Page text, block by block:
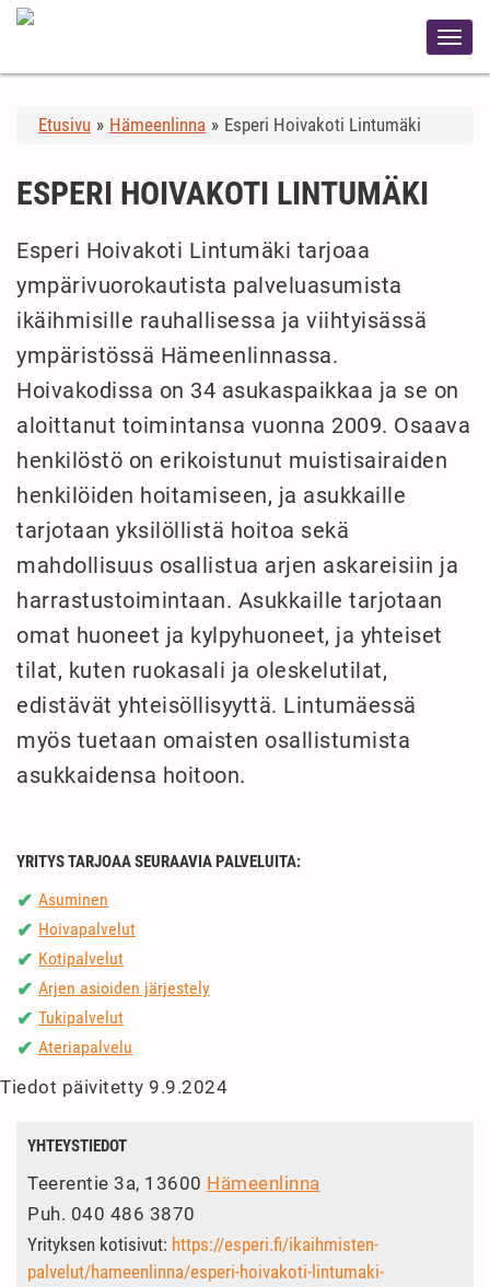
Etusivu » Hämeenlinna » Esperi Hoivakoti Lintumäki
ESPERI HOIVAKOTI LINTUMÄKI
Esperi Hoivakoti Lintumäki tarjoaa
ympärivuorokautista palveluasumista
ikäihmisille rauhallisessa ja viihtyisässä
ympäristössä Hämeenlinnassa.
Hoivakodissa on 34 asukaspaikkaa ja se on
aloittanut toimintansa vuonna 2009. Osaava
henkilöstö on erikoistunut muistisairaiden
henkilöiden hoitamiseen, ja asukkaille
tarjotaan yksilöllistä hoitoa sekä
mahdollisuus osallistua arjen askareisiin ja
harrastustoimintaan. Asukkaille tarjotaan
omat huoneet ja kylpyhuoneet, ja yhteiset
tilat, kuten ruokasali ja oleskelutilat,
edistävät yhteisöllisyyttä. Lintumäessä
myös tuetaan omaisten osallistumista
asukkaidensa hoitoon.
YRITYS TARJOAA SEURAAVIA PALVELUITA:
✔ Asuminen
✔ Hoivapalvelut
✔ Kotipalvelut
✔ Arjen asioiden järjestely
✔ Tukipalvelut
✔ Ateriapalvelu
Tiedot päivitetty 9.9.2024
YHTEYSTIEDOT
Teerentie 3a, 13600 Hämeenlinna
Puh. 040 486 3870
Yrityksen kotisivut: https://esperi.fi/ikaihmisten-
palvelut/hameenlinna/esperi-hoivakoti-lintumaki-